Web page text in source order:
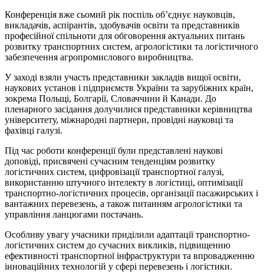
Конференція вже сьомий рік поспіль об’єднує науковців,
викладачів, аспірантів, здобувачів освіти та представників
професійної спільноти для обговорення актуальних питань
розвитку транспортних систем, агрологістики та логістичного
забезпечення агропромислового виробництва.
У заході взяли участь представники закладів вищої освіти,
наукових установ і підприємств України та зарубіжних країн,
зокрема Польщі, Болгарії, Словаччини й Канади. До
пленарного засідання долучилися представники керівництва
університету, міжнародні партнери, провідні науковці та
фахівці галузі.
Під час роботи конференції були представлені наукові
доповіді, присвячені сучасним тенденціям розвитку
логістичних систем, цифровізації транспортної галузі,
використанню штучного інтелекту в логістиці, оптимізації
транспортно-логістичних процесів, організації пасажирських і
вантажних перевезень, а також питанням агрологістики та
управління ланцюгами постачань.
Особливу увагу учасники приділили адаптації транспортно-
логістичних систем до сучасних викликів, підвищенню
ефективності транспортної інфраструктури та впровадженню
інноваційних технологій у сфері перевезень і логістики.